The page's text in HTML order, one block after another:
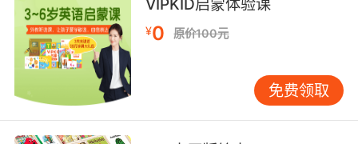
含场地、运营等成本，线下课程的费用通常也相
对较高。 如何做出明智的选择？ 了解了两种模式
的特点后，我们不必急于非此即彼。关键在于结
合孩子的具体情况来权衡： •年龄与阶段：对于
3-6岁的启蒙阶段儿童，线下小班课往往是更优
的起点。这个阶段的孩子需要通过丰富的肢体互
VIPKID启蒙体验课
¥0 原价100元
免费领取